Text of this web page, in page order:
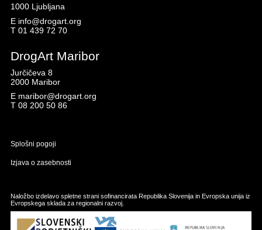
1000 Ljubljana
E info@drogart.org
T 01 439 72 70
DrogArt Maribor
Jurčičeva 8
2000 Maribor
E maribor@drogart.org
T 08 200 50 86
Splošni pogoji
Izjava o zasebnosti
Naložbo izdelavo spletne strani sofinancirata Republika Slovenija in Evropska unija iz
Evropskega sklada za regionalni razvoj.